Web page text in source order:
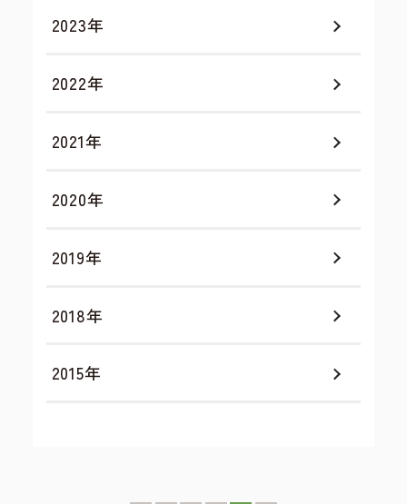
2023年
2022年
2021年
2020年
2019年
2018年
2015年